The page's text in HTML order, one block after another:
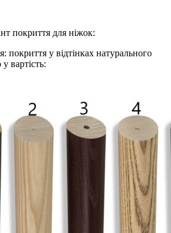
покриття для ніжок:
покриття у відтінках натурального
вартість: